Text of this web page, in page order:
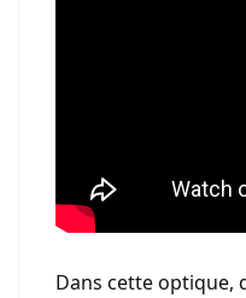
Dans cette optique,